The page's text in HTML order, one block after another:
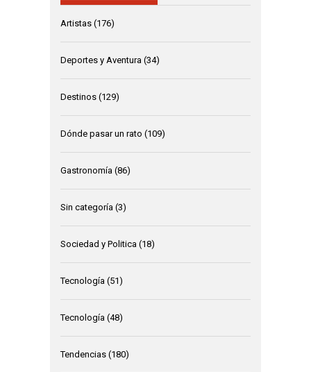
Artistas (176)
Deportes y Aventura (34)
Destinos (129)
Dónde pasar un rato (109)
Gastronomía (86)
Sin categoría (3)
Sociedad y Politica (18)
Tecnología (51)
Tecnología (48)
Tendencias (180)